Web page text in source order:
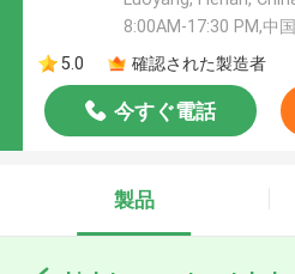
8:00AM-17:30 PM,中国
5.0
確認された製造者
今すぐ電話
製品